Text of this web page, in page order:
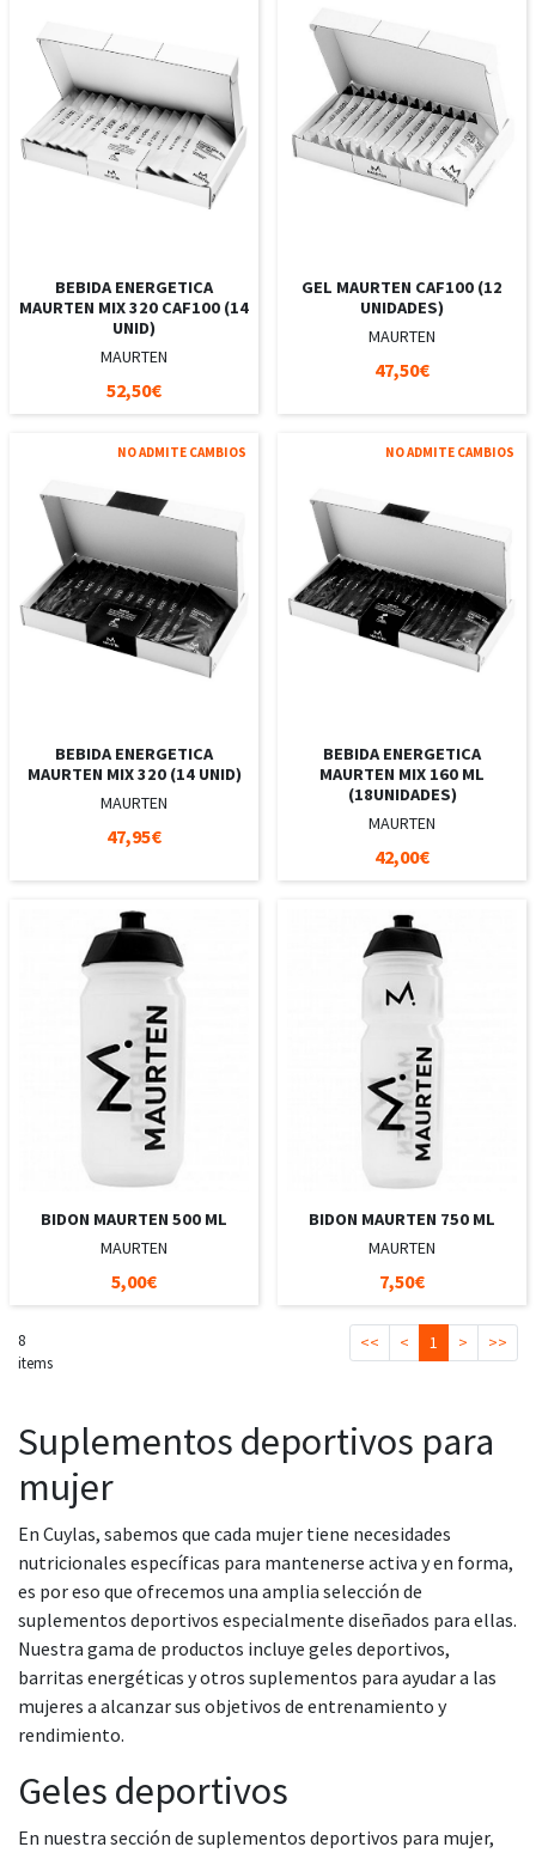
BEBIDA ENERGETICA
MAURTEN MIX 320 CAF100 (14
UNID)
MAURTEN
52,50€
GEL MAURTEN CAF100 (12
UNIDADES)
MAURTEN
47,50€
NO ADMITE CAMBIOS
BEBIDA ENERGETICA
MAURTEN MIX 320 (14 UNID)
MAURTEN
47,95€
NO ADMITE CAMBIOS
BEBIDA ENERGETICA
MAURTEN MIX 160 ML
(18UNIDADES)
MAURTEN
42,00€
BIDON MAURTEN 500 ML
MAURTEN
5,00€
BIDON MAURTEN 750 ML
MAURTEN
7,50€
8
items
<< < 1 > >>
Suplementos deportivos para
mujer
En Cuylas, sabemos que cada mujer tiene necesidades
nutricionales específicas para mantenerse activa y en forma,
es por eso que ofrecemos una amplia selección de
suplementos deportivos especialmente diseñados para ellas.
Nuestra gama de productos incluye geles deportivos,
barritas energéticas y otros suplementos para ayudar a las
mujeres a alcanzar sus objetivos de entrenamiento y
rendimiento.
Geles deportivos
En nuestra sección de suplementos deportivos para mujer,